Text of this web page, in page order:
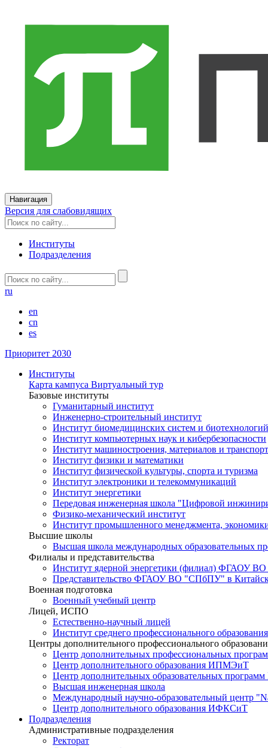
Навигация
Версия для слабовидящих
Институты
Подразделения
ru
en
cn
es
Приоритет 2030
Институты
Карта кампуса Виртуальный тур
Базовые институты
Гуманитарный институт
Инженерно-строительный институт
Институт биомедицинских систем и биотехнологий
Институт компьютерных наук и кибербезопасности
Институт машиностроения, материалов и
Институт физики и математики
Институт физической культуры, спорта и туризма
Институт электроники и телекоммуникаций
Институт энергетики
Передовая инженерная школа "Цифровой
Физико-механический институт
Институт промышленного менеджмента,
Высшие школы
Высшая школа международных образовательных
Филиалы и представительства
Институт ядерной энергетики (филиал) ФГАОУ
Представительство ФГАОУ ВО "СПбПУ" в
Военная подготовка
Военный учебный центр
Лицей, ИСПО
Естественно-научный лицей
Институт среднего профессионального образования
Центры дополнительного профессионального
Центр дополнительных профессиональных
Центр дополнительного образования ИПМЭиТ
Центр дополнительных образовательных
Высшая инженерная школа
Международный научно-образовательный центр
Центр дополнительного образования ИФКСиТ
Подразделения
Административные подразделения
Ректорат